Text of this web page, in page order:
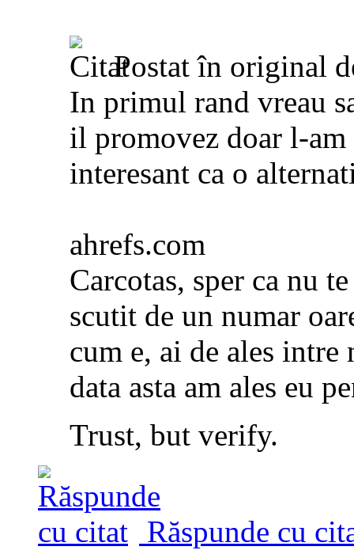
Postat în original
In primul rand vreau
il promovez doar l-
interesant ca o
ahrefs.com
Carcotas, sper ca nu
scutit de un numar
cum e, ai de ales
data asta am ales eu
Trust, but verify.
Răspunde cu